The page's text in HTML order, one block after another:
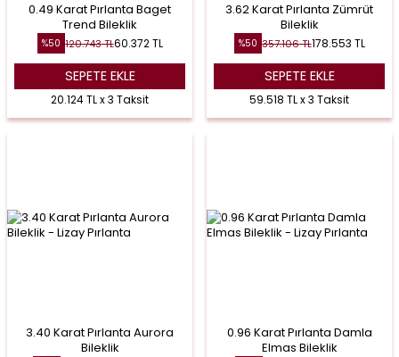
0.49 Karat Pırlanta Baget
Trend Bileklik
%50 120.743TL60.372TL
SEPETE EKLE
20.124 TL x 3 Taksit
3.62 Karat Pırlanta Zümrüt
Bileklik
%50 357.106TL178.553 TL
SEPETE EKLE
59.518 TL x 3 Taksit
3.40 Karat Pırlanta Aurora
Bileklik
0.96 Karat Pırlanta Damla
Elmas Bileklik